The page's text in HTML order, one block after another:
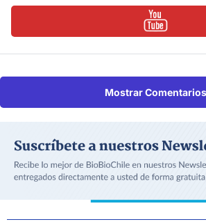
Mostrar Comentarios